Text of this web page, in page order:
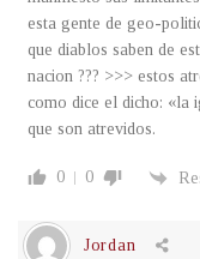
esta gente de geo-
que diablos saben de
nacion ??? >>> estos
como dice el dicho: «la
que son atrevidos.
0 0
Jordan